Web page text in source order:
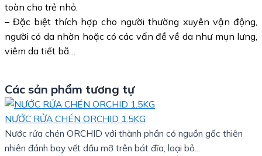
toàn cho trẻ nhỏ.
– Đặc biệt thích hợp cho người thường xuyên vận động,
người có da nhờn hoặc có các vấn đề về da như mụn lưng,
viêm da tiết bã…
Các sản phẩm tương tự
NƯỚC RỬA CHÉN ORCHID 1.5KG
Nước rửa chén ORCHID với thành phần có nguồn gốc thiên
nhiên đánh bay vết dầu mỡ trên bát đĩa, loại bỏ...